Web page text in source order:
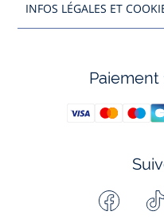
INFOS LÉGALES ET
Paiement